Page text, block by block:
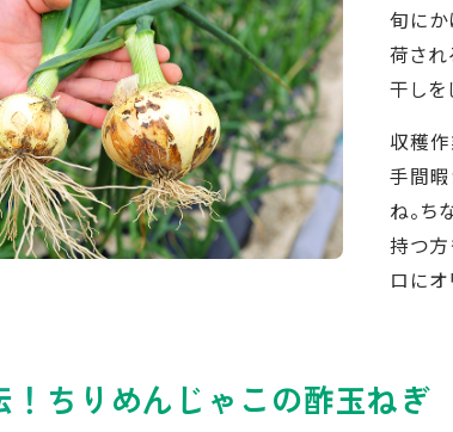
旬にか
荷され
干しを
収穫作
手間
ね。ち
持つ方
ロにオ
ちりめんじゃこの酢玉ねぎ